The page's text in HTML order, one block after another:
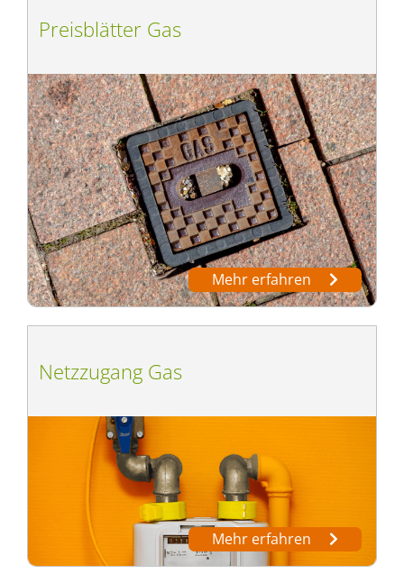
Preisblätter Gas
Mehr erfahren
Netzzugang Gas
Mehr erfahren